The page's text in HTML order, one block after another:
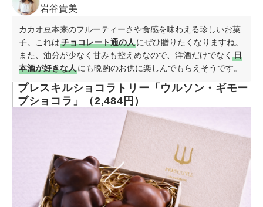
岩谷貴美
カカオ豆本来のフルーティーさや食感を味わえる珍しいお菓
子。これはチョコレート通の人にぜひ贈りたくなりますね。
また、油分が少なく甘みも控えめなので、洋酒だけでなく 日
本酒が好きな人にも晩酌のお供に楽しんでもらえそうです。
プレスキルショコラトリー「ウルソン・ギモー
ブショコラ」（2,484円）